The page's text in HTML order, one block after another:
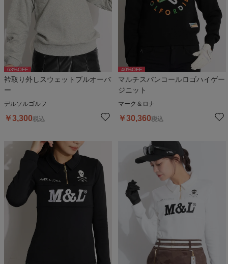
63%OFF
衿取り外しスウェットプルオーバ
ー
デルソルゴルフ
￥3,300税込
40%OFF
マルチスパンコールロゴハイゲー
ジニット
マーク＆ロナ
￥30,360税込